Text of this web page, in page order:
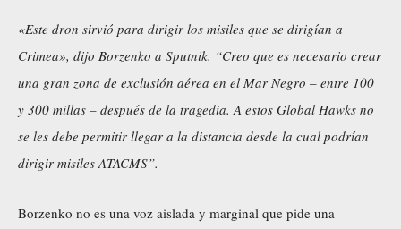
«Este dron sirvió para dirigir los misiles que se dirigían a
Crimea», dijo Borzenko a Sputnik. “Creo que es necesario crear
una gran zona de exclusión aérea en el Mar Negro – entre 100
y 300 millas – después de la tragedia. A estos Global Hawks no
se les debe permitir llegar a la distancia desde la cual podrían
dirigir misiles ATACMS”.
Borzenko no es una voz aislada y marginal que pide una